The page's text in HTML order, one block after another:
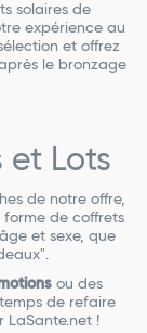
solaires de
expérience au
et offrez
le bronzage
et Lots
de notre offre,
forme de coffrets
et sexe, que
ou des
de refaire
LaSante.net !